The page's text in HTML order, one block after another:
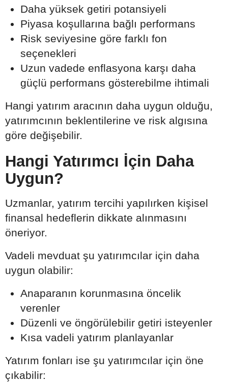
Daha yüksek getiri potansiyeli
Piyasa koşullarına bağlı performans
Risk seviyesine göre farklı fon
seçenekleri
Uzun vadede enflasyona karşı daha
güçlü performans gösterebilme ihtimali
Hangi yatırım aracının daha uygun olduğu,
yatırımcının beklentilerine ve risk algısına
göre değişebilir.
Hangi Yatırımcı İçin Daha
Uygun?
Uzmanlar, yatırım tercihi yapılırken kişisel
finansal hedeflerin dikkate alınmasını
öneriyor.
Vadeli mevduat şu yatırımcılar için daha
uygun olabilir:
Anaparanın korunmasına öncelik
verenler
Düzenli ve öngörülebilir getiri isteyenler
Kısa vadeli yatırım planlayanlar
Yatırım fonları ise şu yatırımcılar için öne
çıkabilir: